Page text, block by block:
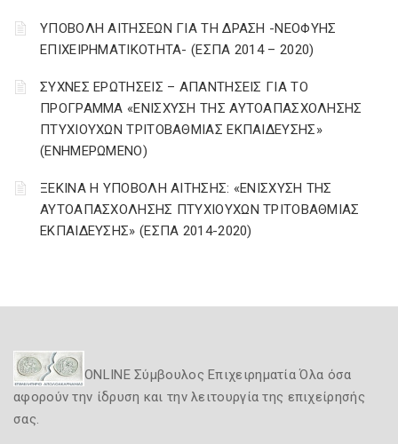
ΥΠΟΒΟΛΗ ΑΙΤΗΣΕΩΝ ΓΙΑ ΤΗ ΔΡΑΣΗ -ΝΕΟΦΥΗΣ
ΕΠΙΧΕΙΡΗΜΑΤΙΚΟΤΗΤΑ- (ΕΣΠΑ 2014 – 2020)
ΣΥΧΝΕΣ ΕΡΩΤΗΣΕΙΣ – ΑΠΑΝΤΗΣΕΙΣ ΓΙΑ ΤΟ
ΠΡΟΓΡΑΜΜΑ «ΕΝΙΣΧΥΣΗ ΤΗΣ ΑΥΤΟΑΠΑΣΧΟΛΗΣΗΣ
ΠΤΥΧΙΟΥΧΩΝ ΤΡΙΤΟΒΑΘΜΙΑΣ ΕΚΠΑΙΔΕΥΣΗΣ»
(ΕΝΗΜΕΡΩΜΕΝΟ)
ΞΕΚΙΝΑ Η ΥΠΟΒΟΛΗ ΑΙΤΗΣΗΣ: «ΕΝΙΣΧΥΣΗ ΤΗΣ
ΑΥΤΟΑΠΑΣΧΟΛΗΣΗΣ ΠΤΥΧΙΟΥΧΩΝ ΤΡΙΤΟΒΑΘΜΙΑΣ
ΕΚΠΑΙΔΕΥΣΗΣ» (ΕΣΠΑ 2014-2020)
ONLINE Σύμβουλος Επιχειρηματία Όλα όσα
αφορούν την ίδρυση και την λειτουργία της επιχείρησής
σας.